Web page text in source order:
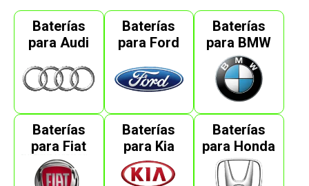
Baterías
para Audi
Baterías
para Ford
Baterías
para BMW
Baterías
para Fiat
Baterías
para Kia
Baterías
para Honda